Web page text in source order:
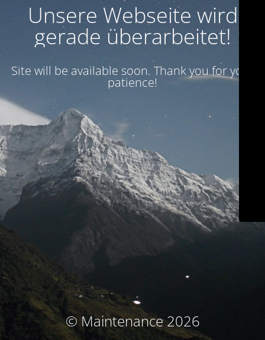
Unsere Webseite wird
gerade überarbeitet!
Site will be available soon. Thank you for your
patience!
© Maintenance 2026